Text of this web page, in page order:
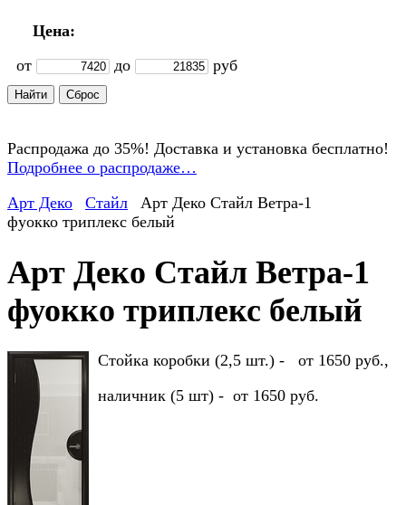
Цена:
от
до руб
Распродажа до 35%! Доставка и установка бесплатно!
Подробнее о распродаже…
Арт Деко
Стайл
Арт Деко Стайл Ветра-1
фуокко триплекс белый
Арт Деко Стайл Ветра-1
фуокко триплекс белый
Стойка коробки (2,5 шт.) - от 1650 руб.,
наличник (5 шт) - от 1650 руб.